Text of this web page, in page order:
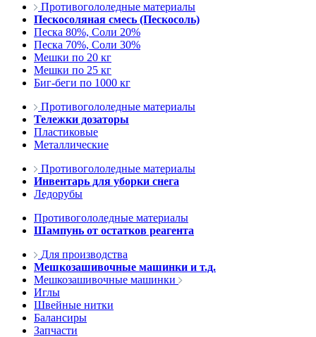
Противогололедные материалы
Пескосоляная смесь (Пескосоль)
Песка 80%, Соли 20%
Песка 70%, Соли 30%
Мешки по 20 кг
Мешки по 25 кг
Биг-беги по 1000 кг
Противогололедные материалы
Тележки дозаторы
Пластиковые
Металлические
Противогололедные материалы
Инвентарь для уборки снега
Ледорубы
Противогололедные материалы
Шампунь от остатков реагента
Для производства
Мешкозашивочные машинки и т.д.
Мешкозашивочные машинки
Иглы
Швейные нитки
Балансиры
Запчасти